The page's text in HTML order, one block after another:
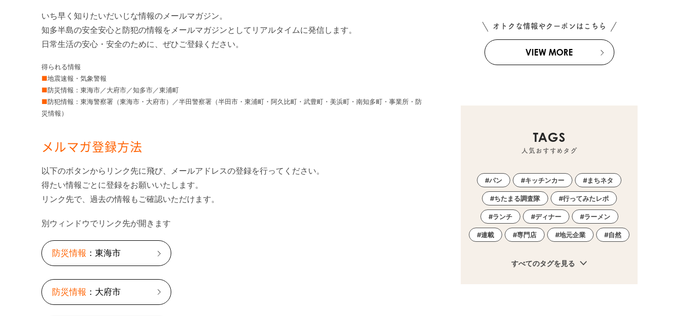
いち早く知りたいだいじな情報のメールマガジン。
知多半島の安全安心と防犯の情報をメールマガジンとしてリアルタイムに発信します。
日常生活の安心・安全のために、ぜひご登録ください。
得られる情報
■地震速報・気象警報
■防災情報：東海市／大府市／知多市／東浦町
■防犯情報：東海警察署（東海市・大府市）／半田警察署（半田市・東浦町・阿久比町・武豊町・美浜町・南知多町・事業所・防
災情報）
メルマガ登録方法
以下のボタンからリンク先に飛び、メールアドレスの登録を行ってください。
得たい情報ごとに登録をお願いいたします。
リンク先で、過去の情報もご確認いただけます。
別ウィンドウでリンク先が開きます
防災情報 ：東海市
防災情報 ：大府市
オトクな情報やクーポンはこちら
VIEW MORE
TAGS
人気おすすめタグ
パン キッチンカー まちネタ
ちたまる調査隊 行ってみたレポ
ランチ ディナー ラーメン
連載 専門店 地元企業 自然
すべてのタグを見る